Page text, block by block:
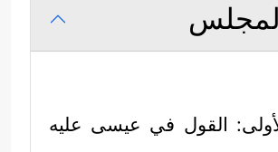
القول في عيسى عليه